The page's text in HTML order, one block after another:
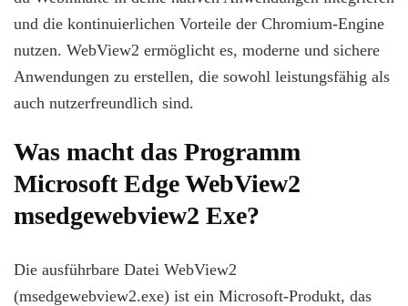
und die kontinuierlichen Vorteile der Chromium-Engine
nutzen. WebView2 ermöglicht es, moderne und sichere
Anwendungen zu erstellen, die sowohl leistungsfähig als
auch nutzerfreundlich sind.
Was macht das Programm
Microsoft Edge WebView2
msedgewebview2 Exe?
Die ausführbare Datei WebView2
(msedgewebview2.exe) ist ein Microsoft-Produkt, das